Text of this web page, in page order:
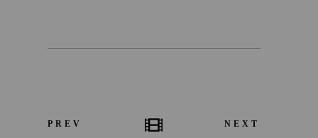
PREV NEXT